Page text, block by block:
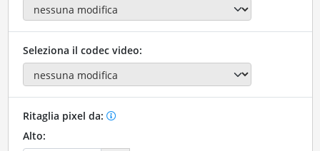
Seleziona il codec video:
Ritaglia pixel da:
Alto: